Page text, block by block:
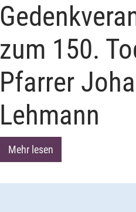
zum 150.
Pfarrer
Lehmann
Mehr lesen